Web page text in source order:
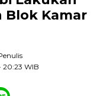
Blok Kamar
20:23 WIB